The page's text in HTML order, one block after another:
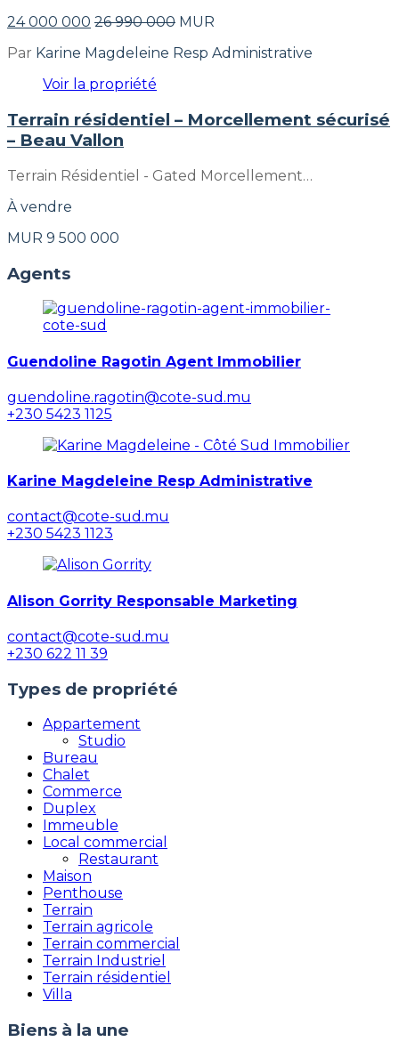
24 000 000 26 990 000 MUR
Par Karine Magdeleine Resp Administrative
Voir la propriété
Terrain résidentiel – Morcellement sécurisé
– Beau Vallon
Terrain Résidentiel - Gated Morcellement…
À vendre
MUR 9 500 000
Agents
Guendoline Ragotin Agent Immobilier
guendoline.ragotin@cote-sud.mu
+230 5423 1125
Karine Magdeleine Resp Administrative
contact@cote-sud.mu
+230 5423 1123
Alison Gorrity Responsable Marketing
contact@cote-sud.mu
+230 622 11 39
Types de propriété
Appartement
Studio
Bureau
Chalet
Commerce
Duplex
Immeuble
Local commercial
Restaurant
Maison
Penthouse
Terrain
Terrain agricole
Terrain commercial
Terrain Industriel
Terrain résidentiel
Villa
Biens à la une